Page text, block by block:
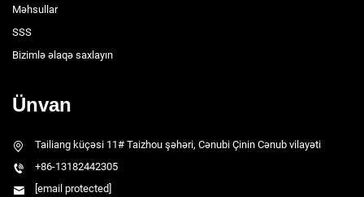
Məhsullar
SSS
Bizimlə əlaqə saxlayın
Ünvan
Tailiang küçəsi 11# Taizhou şəhəri, Cənubi Çinin Cənub vilayəti
+86-13182442305
[email protected]